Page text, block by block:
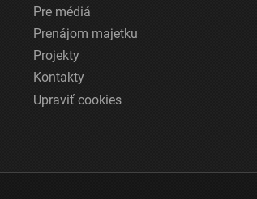
Pre médiá
Prenájom majetku
Projekty
Kontakty
Upraviť cookies